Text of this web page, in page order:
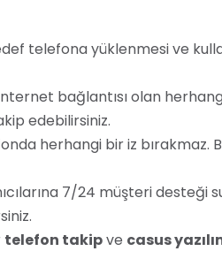
telefona yüklenmesi ve
bağlantısı olan
edebilirsiniz.
herhangi bir iz bırakmaz.
7/24 müşteri desteği
telefon takipve casus